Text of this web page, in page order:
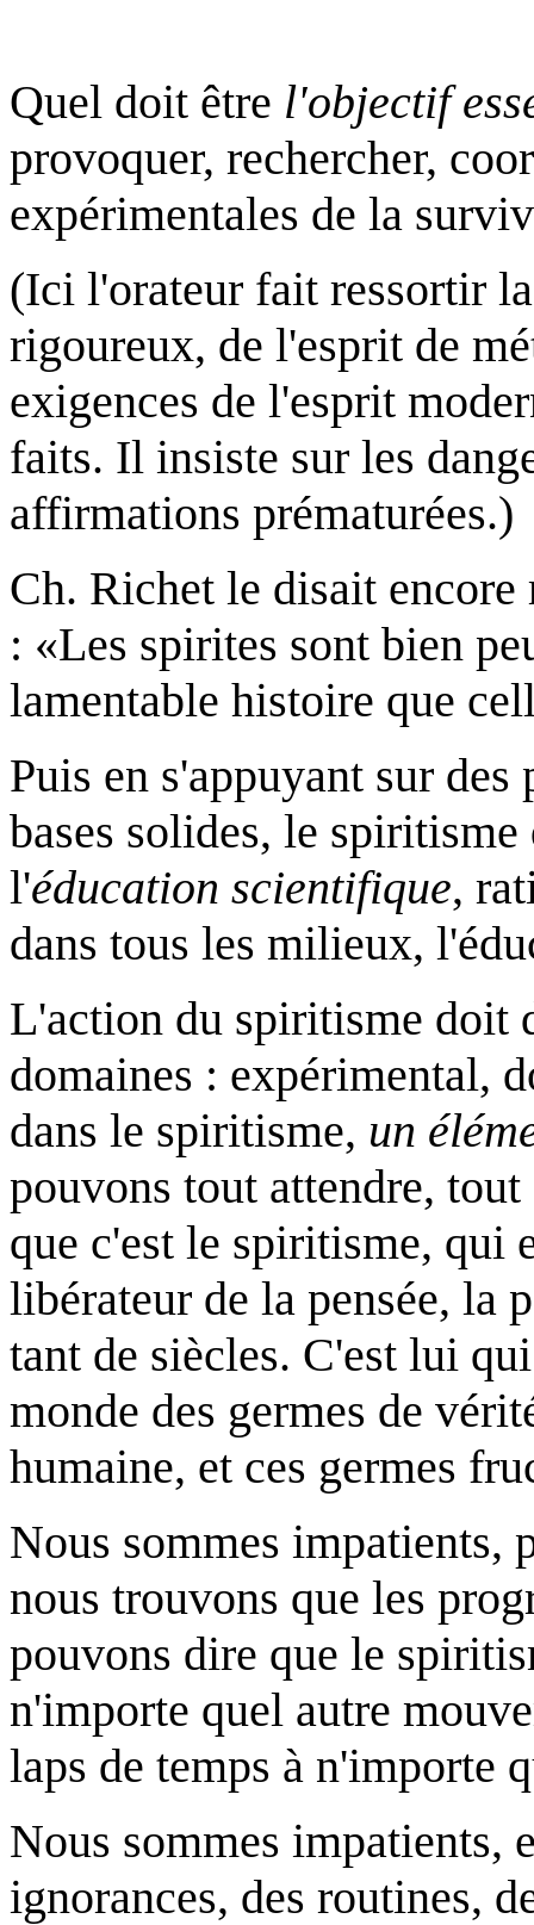
Quel doit être l'objectif
provoquer, rechercher,
expérimentales de la
(Ici l'orateur fait ressortir
rigoureux, de l'esprit de
exigences de l'esprit
faits. Il insiste sur les
affirmations prématurées.)
Ch. Richet le disait encore
: «Les spirites sont bien
lamentable histoire que
Puis en s'appuyant sur
bases solides, le
l'éducation scientifique,
dans tous les milieux,
L'action du spiritisme doit
domaines : expérimental,
dans le spiritisme, un
pouvons tout attendre,
que c'est le spiritisme, qui
libérateur de la pensée, la
tant de siècles. C'est lui
monde des germes de
humaine, et ces germes
Nous sommes impatients,
nous trouvons que les
pouvons dire que le
n'importe quel autre
laps de temps à n'importe
Nous sommes impatients,
ignorances, des routines,